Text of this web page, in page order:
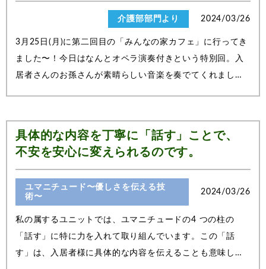
介護部部門より 2024/03/26
3月25日(月)に第二回目の「みんなの家カフェ」に行ってき
ました〜！今日はなんとオペラ演奏付きという特別回。入
居者さんのお孫さんが素晴らしい音楽を奏でてくれました
具体的な内容を丁寧に「話す」ことで、
不安を安心に変えられるのです。
ユマニチュード〜優しさを伝える技
術〜
2024/03/26
私の属するユニットでは、ユマニチュードの4 つの柱の
「話す」に特に力を入れて取り組んでいます。この「話
す」は、入居者様に具体的な内容を伝えることも意味して